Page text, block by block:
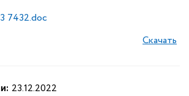
7432.doc
Скачать
23.12.2022